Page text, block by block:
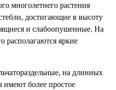
многолетнего растения
достигающие в высоту
и слабоопушенные. На
располагаются яркие
на длинных
имеют более простое